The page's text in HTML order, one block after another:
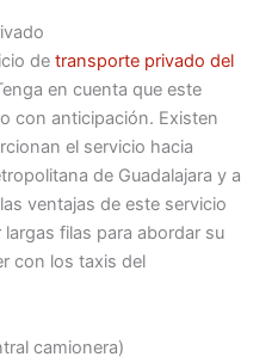
de transporte privado del
en cuenta que este
con anticipación. Existen
el servicio hacia
de Guadalajara y a
ventajas de este servicio
filas para abordar su
con los taxis del
camionera)